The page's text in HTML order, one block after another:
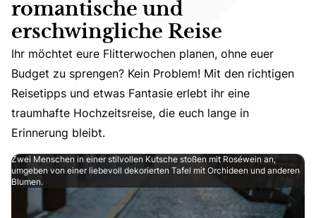
romantische und
erschwingliche Reise
Ihr möchtet eure Flitterwochen planen, ohne euer
Ihr möchtet eure Flitterwochen planen, ohne euer
Budget zu sprengen? Kein Problem! Mit den richtigen
Reisetipps und etwas Fantasie erlebt ihr eine
traumhafte Hochzeitsreise, die euch lange in
Erinnerung bleibt.
Zwei Menschen in einer stilvollen Kutsche stoßen mit Roséwein an,
umgeben von einer liebevoll dekorierten Tafel mit Orchideen und anderen
Blumen.